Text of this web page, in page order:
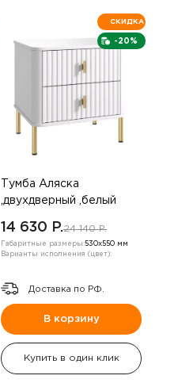
-20%
СКИДКА
Тумба Аляска
,двухдверный ,белый
14 630 P.24 140 P.
Габаритные размеры:530х550 мм
Варианты исполнения (цвет):
Доставка по РФ.
В корзину
Купить в один клик